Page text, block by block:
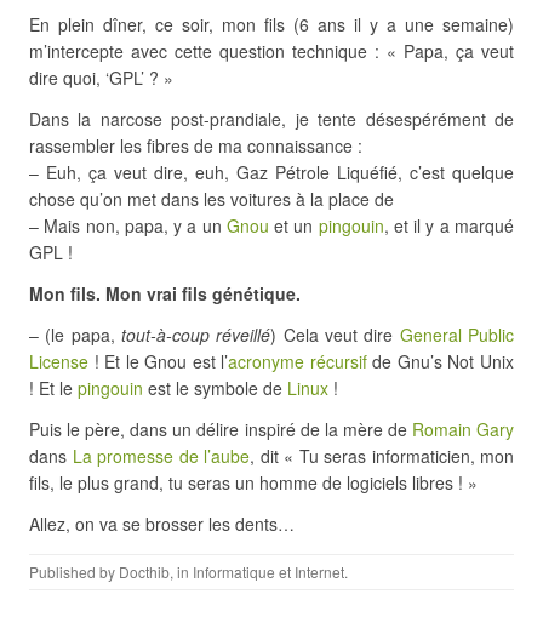
En plein dîner, ce soir, mon fils (6 ans il y a une semaine)
m’intercepte avec cette question technique : « Papa, ça veut
dire quoi, ‘GPL’ ? »
Dans la narcose post-prandiale, je tente désespérément de
rassembler les fibres de ma connaissance :
– Euh, ça veut dire, euh, Gaz Pétrole Liquéfié, c’est quelque
chose qu’on met dans les voitures à la place de
– Mais non, papa, y a un Gnou et un pingouin, et il y a marqué
GPL !
Mon fils. Mon vrai fils génétique.
– (le papa, tout-à-coup réveillé) Cela veut dire General Public
License ! Et le Gnou est l’acronyme récursifde Gnu’s Not Unix
! Et le pingouin est le symbole de Linux !
Puis le père, dans un délire inspiré de la mère de Romain Gary
dans La promesse de l’aube, dit « Tu seras informaticien, mon
fils, le plus grand, tu seras un homme de logiciels libres ! »
Allez, on va se brosser les dents…
Published by Docthib, in Informatique et Internet.